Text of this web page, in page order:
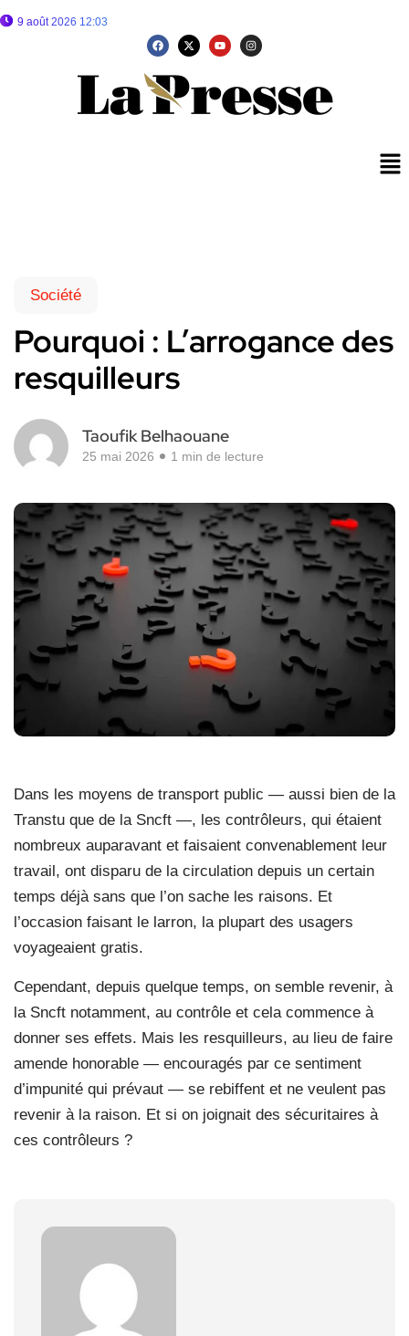
9 août 2026 12:03
Société
Pourquoi : L’arrogance des
resquilleurs
Taoufik Belhaouane
25 mai 2026 1 min de lecture
Dans les moyens de transport public — aussi bien de la
Transtu que de la Sncft —, les contrôleurs, qui étaient
nombreux auparavant et faisaient convenablement leur
travail, ont disparu de la circulation depuis un certain
temps déjà sans que l’on sache les raisons. Et
l’occasion faisant le larron, la plupart des usagers
voyageaient gratis.
Cependant, depuis quelque temps, on semble revenir, à
la Sncft notamment, au contrôle et cela commence à
donner ses effets. Mais les resquilleurs, au lieu de faire
amende honorable — encouragés par ce sentiment
d’impunité qui prévaut — se rebiffent et ne veulent pas
revenir à la raison. Et si on joignait des sécuritaires à
ces contrôleurs ?